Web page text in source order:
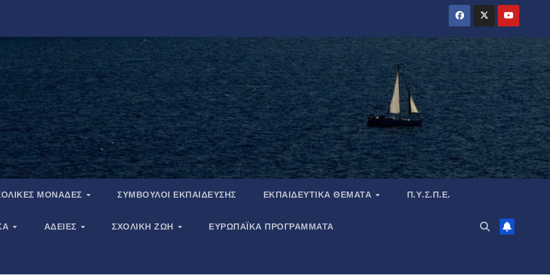
ΜΟΝΆΔΕΣ ΣΎΜΒΟΥΛΟΙ ΕΚΠΑΊΔΕΥΣΗΣ ΕΚΠΑΙΔΕΥΤΙΚΆ ΘΈΜΑΤΑ Π.Υ.Σ.Π.Ε.
ΆΔΕΙΕΣ ΣΧΟΛΙΚΉ ΖΩΉ ΕΥΡΩΠΑΪΚΑ ΠΡΟΓΡΑΜΜΑΤΑ